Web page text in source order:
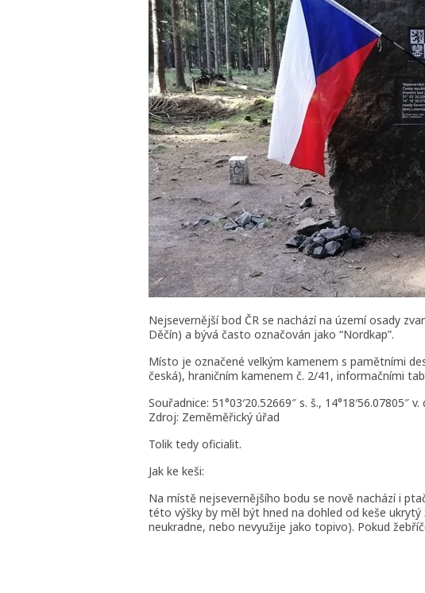
Nejsevernější bod ČR se nachází na území osady
Děčín) a bývá často označován jako “Nordkap”.
Místo je označené velkým kamenem s pamětními
česká), hraničním kamenem č. 2/41, informačními
Souřadnice: 51°03′20.52669″ s. š., 14°18′56.07805″ v.
Zdroj: Zeměměřický úřad
Tolik tedy oficialit.
Jak ke keši:
Na místě nejsevernějšího bodu se nově nachází i
této výšky by měl být hned na dohled od keše
neukradne, nebo nevyužije jako topivo). Pokud